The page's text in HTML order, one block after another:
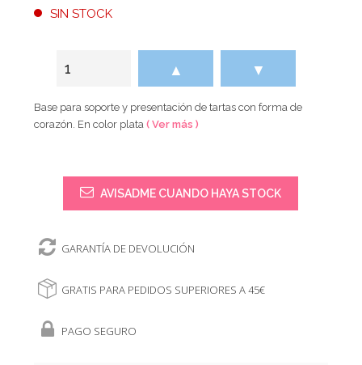
SIN STOCK
▲ ▼
Base para soporte y presentación de tartas con forma de
corazón. En color plata( Ver más )
AVISADME CUANDO HAYA STOCK
GARANTÍA DE DEVOLUCIÓN
GRATIS PARA PEDIDOS SUPERIORES A 45€
PAGO SEGURO